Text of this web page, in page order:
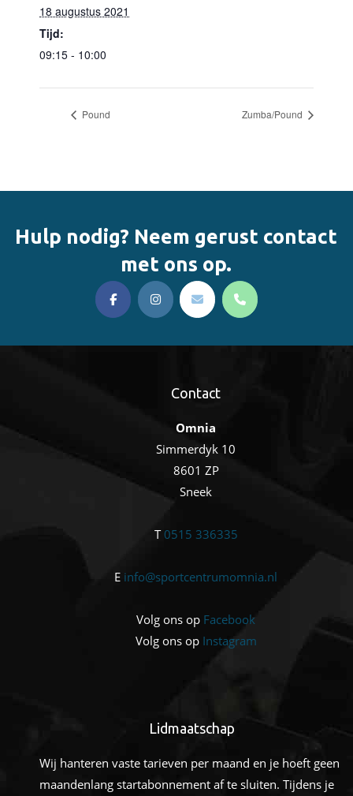
18 augustus 2021
Tijd:
09:15 - 10:00
Pound Zumba/Pound
Hulp nodig? Neem gerust contact
met ons op.
Contact
Omnia
Simmerdyk 10
8601 ZP
Sneek
T0515 336335
E info@sportcentrumomnia.nl
Volg ons op Facebook
Volg ons op Instagram
Lidmaatschap
Wij hanteren vaste tarieven per maand en je hoeft geen
maandenlang startabonnement af te sluiten. Tijdens je